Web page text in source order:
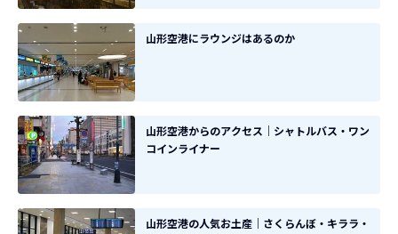
山形空港にラウンジはあるのか
山形空港からのアクセス｜シャトルバス・ワン
コインライナー
山形空港の人気お土産｜さくらんぼ・キララ・